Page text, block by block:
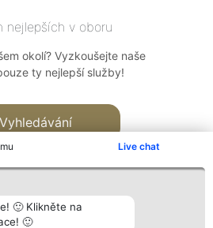
Live chat
🙂 Klikněte na
🙂
nejlepších v oboru
okolí? Vyzkoušejte naše
ty nejlepší služby!
Vyhledávání